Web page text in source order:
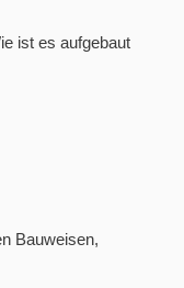
ist es aufgebaut
Bauweisen,